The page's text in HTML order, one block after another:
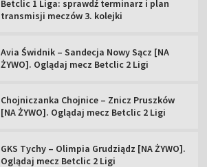
Betclic 1 Liga: sprawdź terminarz i plan
transmisji meczów 3. kolejki
Avia Świdnik – Sandecja Nowy Sącz [NA
ŻYWO]. Oglądaj mecz Betclic 2 Ligi
Chojniczanka Chojnice – Znicz Pruszków
[NA ŻYWO]. Oglądaj mecz Betclic 2 Ligi
GKS Tychy – Olimpia Grudziądz [NA ŻYWO].
Oglądaj mecz Betclic 2 Ligi